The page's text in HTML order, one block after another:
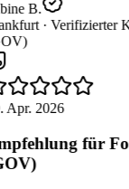
B.
· Verifizierter
Apr. 2026
für